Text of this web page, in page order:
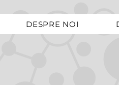
DESPRE NOI